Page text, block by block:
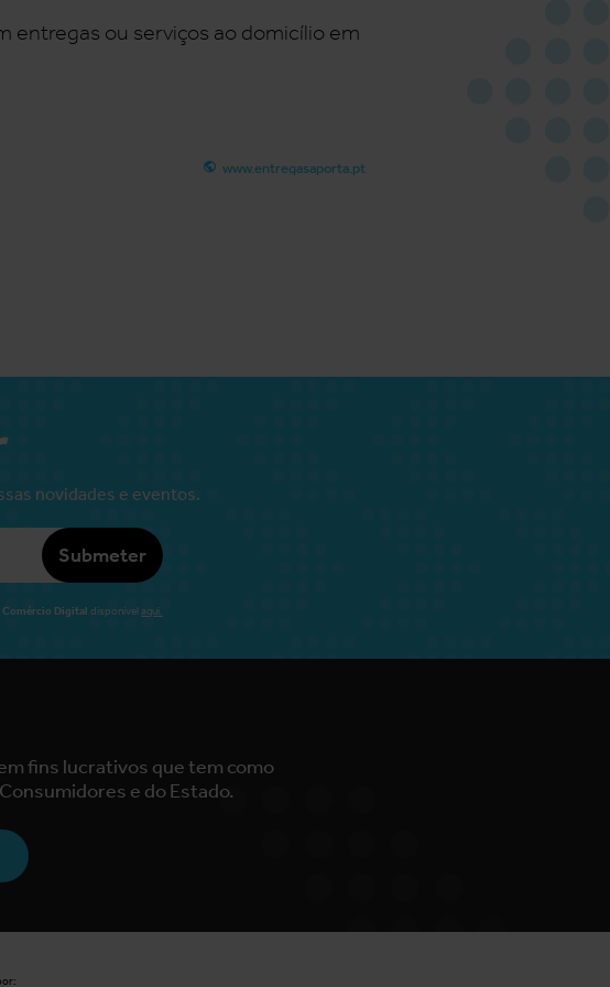
entregas ou serviços ao domicílio em
www.entregasaporta.pt
novidades e eventos.
Submeter
Comércio Digital disponívelaqui.
fins lucrativos que tem como
e do Estado.